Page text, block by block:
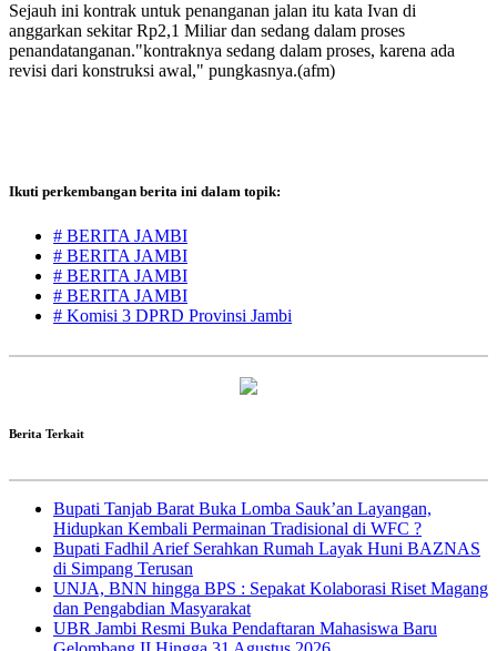
Sejauh ini kontrak untuk penanganan jalan itu kata Ivan di
anggarkan sekitar Rp2,1 Miliar dan sedang dalam proses
penandatanganan."kontraknya sedang dalam proses, karena ada
revisi dari konstruksi awal," pungkasnya.(afm)
Ikuti perkembangan berita ini dalam topik:
# BERITA JAMBI
# BERITA JAMBI
# BERITA JAMBI
# BERITA JAMBI
# Komisi 3 DPRD Provinsi Jambi
Berita Terkait
Bupati Tanjab Barat Buka Lomba Sauk’an Layangan,
Hidupkan Kembali Permainan Tradisional di WFC ?
Bupati Fadhil Arief Serahkan Rumah Layak Huni BAZNAS
di Simpang Terusan
UNJA, BNN hingga BPS : Sepakat Kolaborasi Riset Magang
dan Pengabdian Masyarakat
UBR Jambi Resmi Buka Pendaftaran Mahasiswa Baru